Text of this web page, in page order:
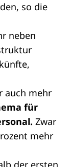
so die
neben
auch mehr
für
Zwar
mehr
der ersten